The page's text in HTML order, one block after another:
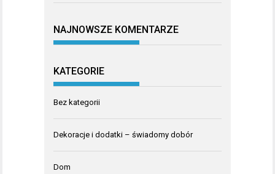
NAJNOWSZE KOMENTARZE
KATEGORIE
Bez kategorii
Dekoracje i dodatki – świadomy dobór
Dom